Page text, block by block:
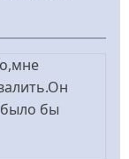
было бы